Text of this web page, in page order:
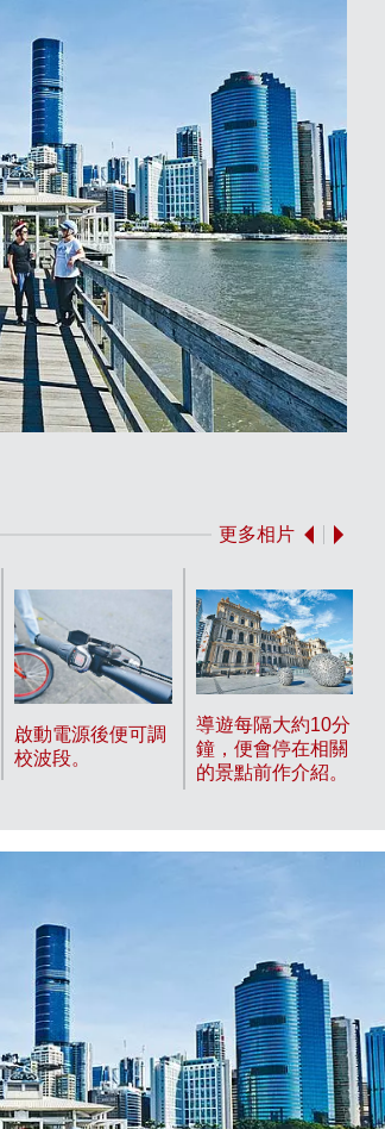
更多相片
啟動電源後便可調
校波段。
導遊每隔大約10分
鐘，便會停在相關
的景點前作介紹。